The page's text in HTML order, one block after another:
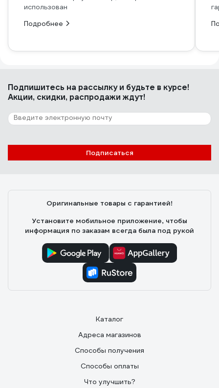
использован
Подробнее
Подпишитесь на рассылкуи будьте в курсе!
Акции, скидки, распродажи ждут!
Подписаться
Оригинальные товары с гарантией!
Установите мобильное приложение, чтобы
информация по заказам всегда была под рукой
Каталог
Адреса магазинов
Способы получения
Способы оплаты
Что улучшить?